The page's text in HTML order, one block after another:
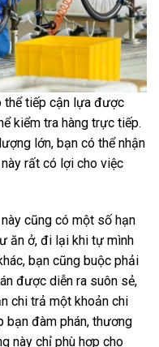
thể tiếp cận lựa được
kiểm tra hàng trực tiếp.
lớn, bạn có thể nhận
rất có lợi cho việc
cũng có một số hạn
ăn ở, đi lại khi tự mình
bạn cũng buộc phải
được diễn ra suôn sẻ,
chi trả một khoản chi
bạn đàm phán, thương
này chỉ phù hợp cho